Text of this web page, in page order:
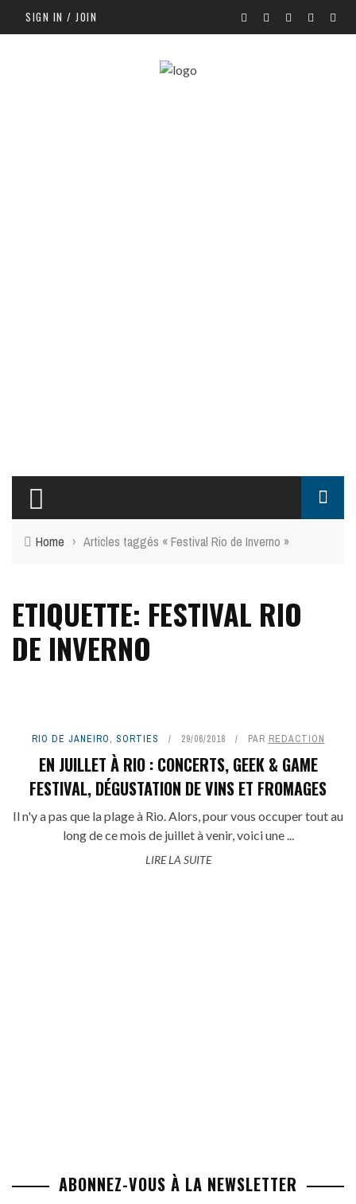
SIGN IN / JOIN
Home › Articles taggés « Festival Rio de Inverno »
ETIQUETTE: FESTIVAL RIO
DE INVERNO
RIO DE JANEIRO, SORTIES 29/06/2018 PAR REDACTION
EN JUILLET À RIO : CONCERTS, GEEK & GAME
FESTIVAL, DÉGUSTATION DE VINS ET FROMAGES
Il n'y a pas que la plage à Rio. Alors, pour vous occuper tout au
long de ce mois de juillet à venir, voici une ...
LIRE LA SUITE
ABONNEZ-VOUS À LA NEWSLETTER